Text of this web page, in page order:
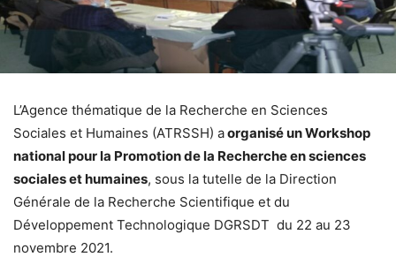
L’Agence thématique de la Recherche en Sciences
Sociales et Humaines (ATRSSH) aorganisé un Workshop
national pour la Promotion de la Recherche en sciences
sociales et humaines, sous la tutelle de la Direction
Générale de la Recherche Scientifique et du
Développement Technologique DGRSDT du 22 au 23
novembre 2021.